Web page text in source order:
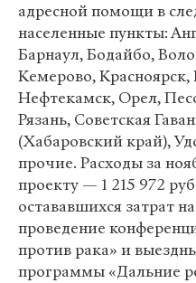
адресной помощи в
населенные пункты:
Барнаул, Бодайбо,
Кемерово,
Нефтекамск, Орел,
Рязань, Советская
(Хабаровский край),
прочие. Расходы за
проекту — 1 215 972
остававшихся затрат
проведение
против рака» и
программы «Дальние